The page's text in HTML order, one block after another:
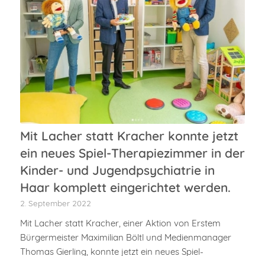
Mit Lacher statt Kracher konnte jetzt
ein neues Spiel-Therapiezimmer in der
Kinder- und Jugendpsychiatrie in
Haar komplett eingerichtet werden.
2. September 2022
Mit Lacher statt Kracher, einer Aktion von Erstem
Bürgermeister Maximilian Böltl und Medienmanager
Thomas Gierling, konnte jetzt ein neues Spiel-